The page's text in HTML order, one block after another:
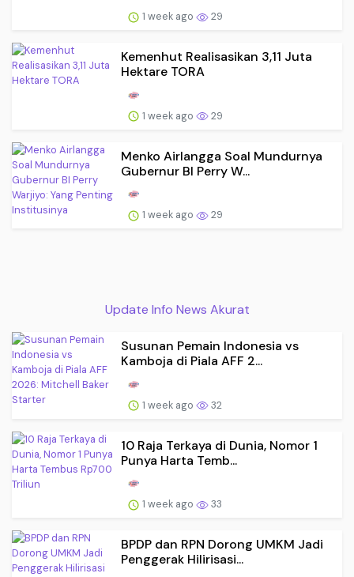
1 week ago 29
Kemenhut Realisasikan 3,11 Juta
Hektare TORA
1 week ago 29
Menko Airlangga Soal Mundurnya
Gubernur BI Perry W...
1 week ago 29
Update Info News Akurat
Susunan Pemain Indonesia vs
Kamboja di Piala AFF 2...
1 week ago 32
10 Raja Terkaya di Dunia, Nomor 1
Punya Harta Temb...
1 week ago 33
BPDP dan RPN Dorong UMKM Jadi
Penggerak Hilirisasi...